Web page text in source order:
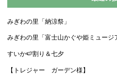
みぎわの里「納涼祭」
みぎわの里「富士山かぐや姫ミュージ
すいか🍉割り＆七夕
【トレジャー ガーデン様】